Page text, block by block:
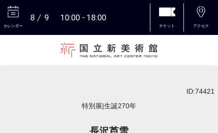
カレンダー
8 9 10:00 18:00
チケット アクセス
ID:74421
特別展|生誕270年